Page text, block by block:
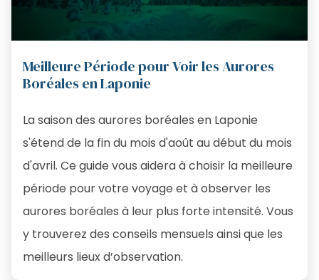
Meilleure Période pour Voir les Aurores
Boréales en Laponie
La saison des aurores boréales en Laponie
s'étend de la fin du mois d'août au début du mois
d'avril. Ce guide vous aidera à choisir la meilleure
période pour votre voyage et à observer les
aurores boréales à leur plus forte intensité. Vous
y trouverez des conseils mensuels ainsi que les
meilleurs lieux d’observation.